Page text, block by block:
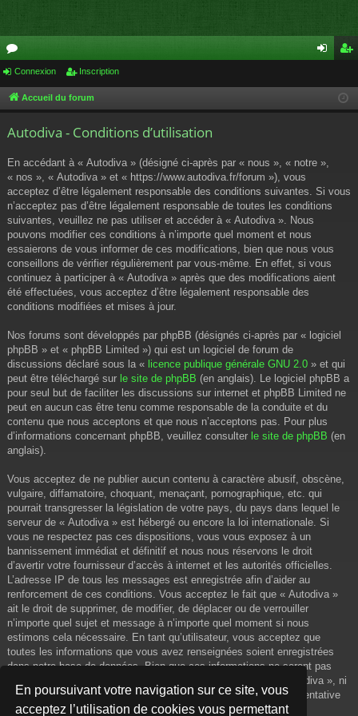
En poursuivant votre navigation sur ce site, vous
acceptez l’utilisation de cookies vous permettant
or
u cri
Connexion Inscription
Accueil du forum
Autodiva - Conditions d’utilisation
En accédant à « Autodiva » (désigné ci-après par « nous », « notre »,
« nos », « Autodiva » et « https://www.autodiva.fr/forum »), vous
acceptez d’être légalement responsable des conditions suivantes. Si vous
n’acceptez pas d’être légalement responsable de toutes les conditions
suivantes, veuillez ne pas utiliser et accéder à « Autodiva ». Nous
pouvons modifier ces conditions à n’importe quel moment et nous
essaierons de vous informer de ces modifications, bien que nous vous
conseillons de vérifier régulièrement par vous-même. En effet, si vous
continuez à participer à « Autodiva » après que des modifications aient
été effectuées, vous acceptez d’être légalement responsable des
conditions modifiées et mises à jour.
Nos forums sont développés par phpBB (désignés ci-après par « logiciel
phpBB » et « phpBB Limited ») qui est un logiciel de forum de
discussions déclaré sous la « licence publique générale GNU 2.0 » et qui
peut être téléchargé sur le site de phpBB (en anglais). Le logiciel phpBB a
pour seul but de faciliter les discussions sur internet et phpBB Limited ne
peut en aucun cas être tenu comme responsable de la conduite et du
contenu que nous acceptons et que nous n’acceptons pas. Pour plus
d’informations concernant phpBB, veuillez consulter le site de phpBB (en
anglais).
Vous acceptez de ne publier aucun contenu à caractère abusif, obscène,
vulgaire, diffamatoire, choquant, menaçant, pornographique, etc. qui
pourrait transgresser la législation de votre pays, du pays dans lequel le
serveur de « Autodiva » est hébergé ou encore la loi internationale. Si
vous ne respectez pas ces dispositions, vous vous exposez à un
bannissement immédiat et définitif et nous nous réservons le droit
d’avertir votre fournisseur d’accès à internet et les autorités officielles.
L’adresse IP de tous les messages est enregistrée afin d’aider au
renforcement de ces conditions. Vous acceptez le fait que « Autodiva »
ait le droit de supprimer, de modifier, de déplacer ou de verrouiller
n’importe quel sujet et message à n’importe quel moment si nous
estimons cela nécessaire. En tant qu’utilisateur, vous acceptez que
toutes les informations que vous avez renseignées soient enregistrées
dans notre base de données. Bien que ces informations ne seront pas
diffusées à une tierce partie sans votre consentement, ni « Autodiva », ni
phpBB, ne pourront être tenus comme responsables en cas de tentative
de piratage informatique visant à compromettre vos données.